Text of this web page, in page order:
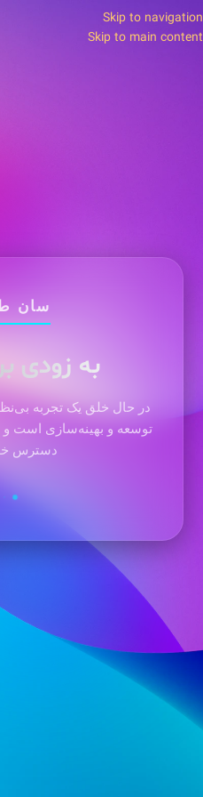
Skip to navigation
Skip to main content
سان
به زودی
در حال خلق یک تجربه
توسعه و بهینه‌سازی است و
دسترس